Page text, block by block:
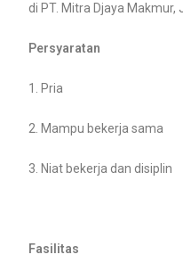
di PT. Mitra Djaya
Persyaratan
1. Pria
2. Mampu bekerja sama
3. Niat bekerja dan disiplin
Fasilitas